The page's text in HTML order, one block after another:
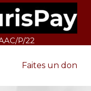
P/22
Faites un don